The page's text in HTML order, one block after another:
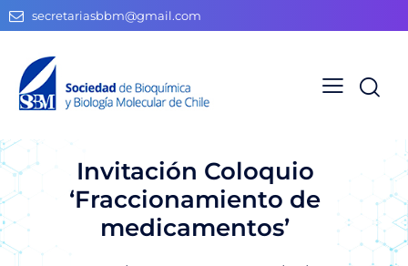
secretariasbbm@gmail.com
Invitación Coloquio
‘Fraccionamiento de
medicamentos’